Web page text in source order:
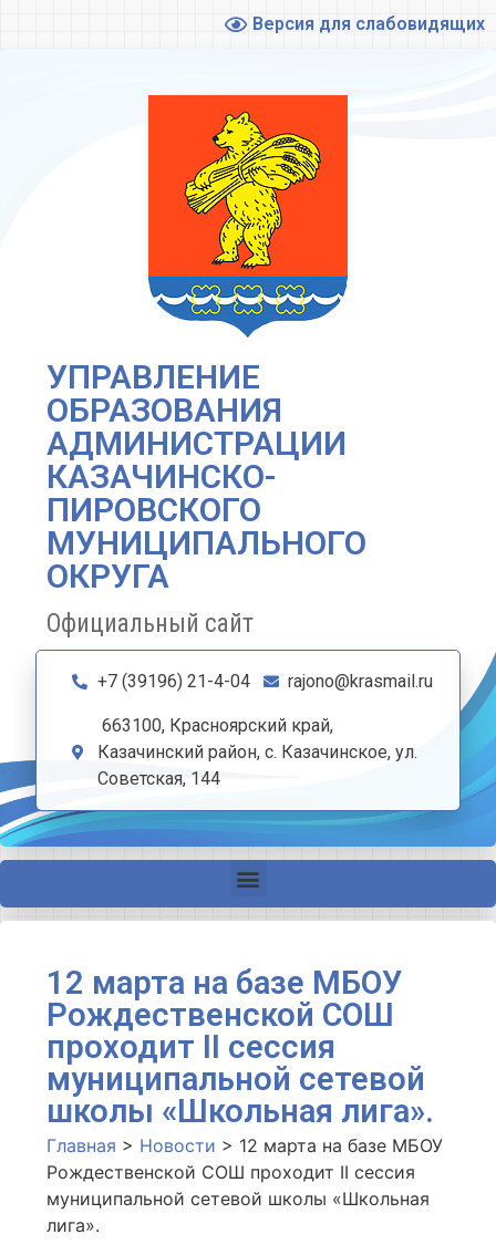
Версия для слабовидящих
УПРАВЛЕНИЕ
ОБРАЗОВАНИЯ
АДМИНИСТРАЦИИ
КАЗАЧИНСКО-
ПИРОВСКОГО
МУНИЦИПАЛЬНОГО
ОКРУГА
Официальный сайт
+7 (39196) 21-4-04 rajono@krasmail.ru
663100, Красноярский край,
Казачинский район, с. Казачинское, ул.
Советская, 144
12 марта на базе МБОУ
Рождественской СОШ
проходит II сессия
муниципальной сетевой
школы «Школьная лига».
Главная > Новости > 12 марта на базе МБОУ
Рождественской СОШ проходит II сессия
муниципальной сетевой школы «Школьная
лига».